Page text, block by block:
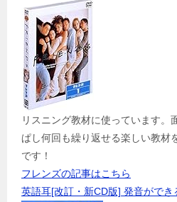
リスニング教材に使っています。
ぱし何回も繰り返せる楽しい教材
です！
フレンズの記事はこちら
英語耳[改訂・新CD版] 発音がで